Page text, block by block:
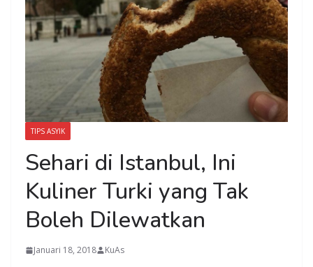
TIPS ASYIK
Sehari di Istanbul, Ini
Kuliner Turki yang Tak
Boleh Dilewatkan
Januari 18, 2018 KuAs